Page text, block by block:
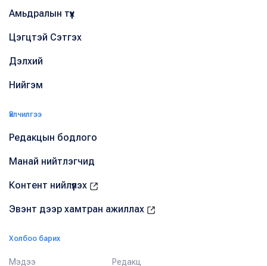
Амьдралын түүх
Цэгцтэй Сэтгэх
Дэлхий
Нийгэм
Үйлчилгээ
Редакцын бодлого
Манай нийтлэгчид
Контент нийлүүлэх
Эвэнт дээр хамтран ажиллах
Холбоо барих
Мэдээ Редакц